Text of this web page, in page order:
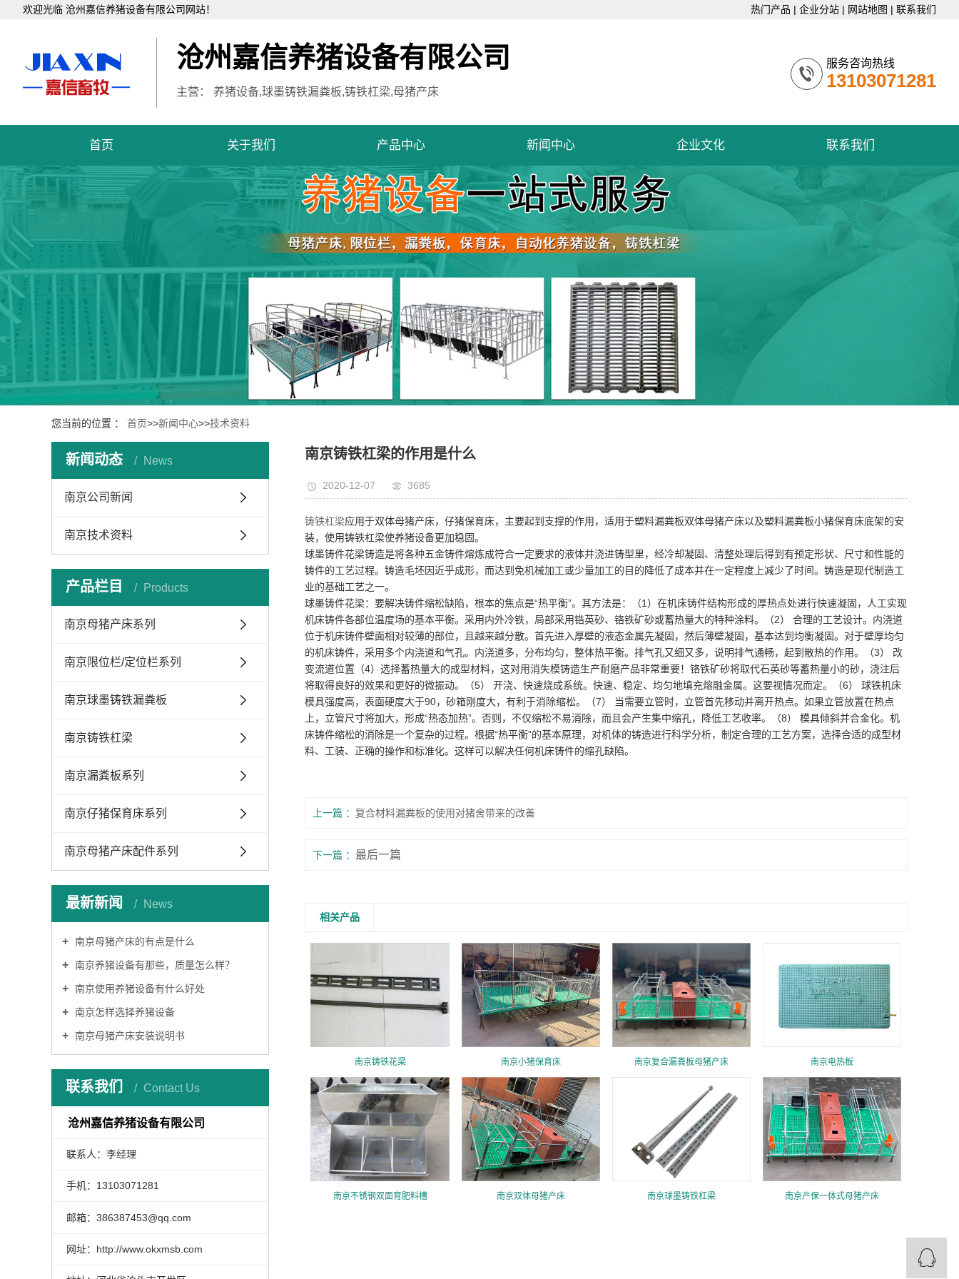
欢迎光临 沧州嘉信养猪设备有限公司网站！ 热门产品 | 企业分站 | 网站地图 | 联系我们
沧州嘉信养猪设备有限公司
主营： 养猪设备,球墨铸铁漏粪板,铸铁杠梁,母猪产床
服务咨询热线
13103071281
首页 关于我们 产品中心 新闻中心 企业文化 联系我们
您当前的位置 ： 首页>>新闻中心>>技术资料
新闻动态 News
南京公司新闻
南京技术资料
产品栏目 Products
南京母猪产床系列
南京限位栏/定位栏系列
南京球墨铸铁漏粪板
南京铸铁杠梁
南京漏粪板系列
南京仔猪保育床系列
南京母猪产床配件系列
最新新闻 News
南京母猪产床的有点是什么
南京养猪设备有那些，质量怎么样？
南京使用养猪设备有什么好处
南京怎样选择养猪设备
南京母猪产床安装说明书
联系我们 Contact Us
沧州嘉信养猪设备有限公司
联系人：李经理
手机：13103071281
邮箱：386387453@qq.com
网址：http://www.okxmsb.com
南京铸铁杠梁的作用是什么
2020-12-07 3685
铸铁杠梁应用于双体母猪产床，仔猪保育床，主要起到支撑的作用，适用于塑料漏粪板双体母猪产床以及塑料漏粪板小猪保育床底架的安
装，使用铸铁杠梁使养猪设备更加稳固。
球墨铸件花梁铸造是将各种五金铸件熔炼成符合一定要求的液体并浇进铸型里，经冷却凝固、清整处理后得到有预定形状、尺寸和性能的
铸件的工艺过程。铸造毛坯因近乎成形，而达到免机械加工或少量加工的目的降低了成本并在一定程度上减少了时间。铸造是现代制造工
业的基础工艺之一。
球墨铸件花梁：要解决铸件缩松缺陷，根本的焦点是“热平衡”。其方法是：（1）在机床铸件结构形成的厚热点处进行快速凝固，人工实现
机床铸件各部位温度场的基本平衡。采用内外冷铁，局部采用锆英砂、铬铁矿砂或蓄热量大的特种涂料。（2） 合理的工艺设计。内浇道
位于机床铸件壁面相对较薄的部位，且越来越分散。首先进入厚壁的液态金属先凝固，然后薄壁凝固，基本达到均衡凝固。对于壁厚均匀
的机床铸件，采用多个内浇道和气孔。内浇道多，分布均匀，整体热平衡。排气孔又细又多，说明排气通畅，起到散热的作用。（3） 改
变流道位置（4）选择蓄热量大的成型材料，这对用消失模铸造生产耐磨产品非常重要！铬铁矿砂将取代石英砂等蓄热量小的砂，浇注后
将取得良好的效果和更好的微振动。（5） 开浇、快速烧成系统。快速、稳定、均匀地填充熔融金属。这要视情况而定。（6） 球铁机床
模具强度高，表面硬度大于90，砂箱刚度大，有利于消除缩松。（7） 当需要立管时，立管首先移动并离开热点。如果立管放置在热点
上，立管尺寸将加大，形成“热态加热”。否则，不仅缩松不易消除，而且会产生集中缩孔，降低工艺收率。（8） 模具倾斜并合金化。机
床铸件缩松的消除是一个复杂的过程。根据“热平衡”的基本原理，对机体的铸造进行科学分析，制定合理的工艺方案，选择合适的成型材
料、工装、正确的操作和标准化。这样可以解决任何机床铸件的缩孔缺陷。
上一篇 复合材料漏粪板的使用对猪舍带来的改善
下一篇 最后一篇
相关产品
南京铸铁花梁 南京小猪保育床 南京复合漏粪板母猪产床 南京电热板
南京不锈钢双面育肥料槽 南京双体母猪产床 南京球墨铸铁杠梁 南京产保一体式母猪产床